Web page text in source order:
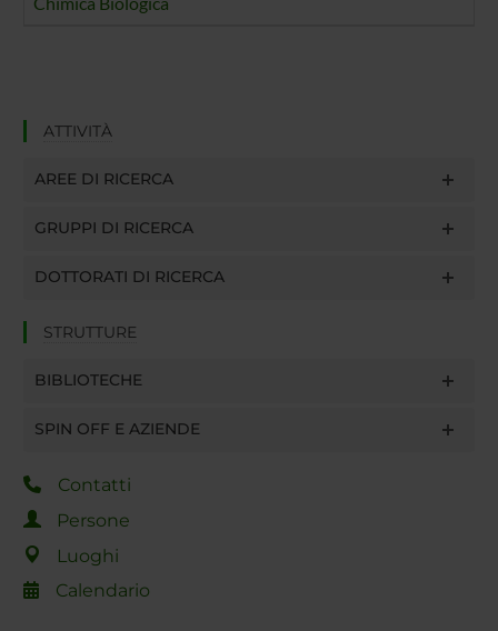
ATTIVITÀ
AREE DI RICERCA
GRUPPI DI RICERCA
DOTTORATI DI RICERCA
STRUTTURE
BIBLIOTECHE
SPIN OFF E AZIENDE
Contatti
Persone
Luoghi
Calendario